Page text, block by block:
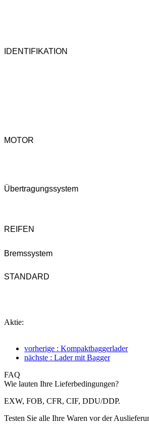
IDENTIFIKATION
MOTOR
Übertragungssystem
REIFEN
Bremssystem
STANDARD
Aktie:
vorherige : Kompaktbaggerlader
nächste : Lader mit Bagger
FAQ
Wie lauten Ihre Lieferbedingungen?
EXW, FOB, CFR, CIF, DDU/DDP.
Testen Sie alle Ihre Waren vor der